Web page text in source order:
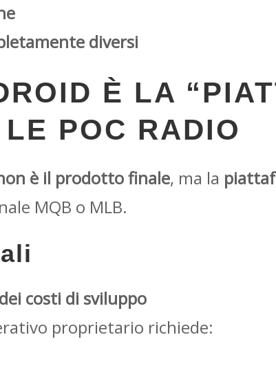
diversi
È LA
POC RADIO
è il prodotto finale, ma la
MQB o MLB.
costi di sviluppo
proprietario richiede: